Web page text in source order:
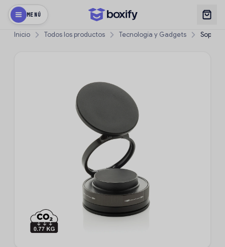
MENÚ
Inicio Todos los productos Tecnología y Gadgets